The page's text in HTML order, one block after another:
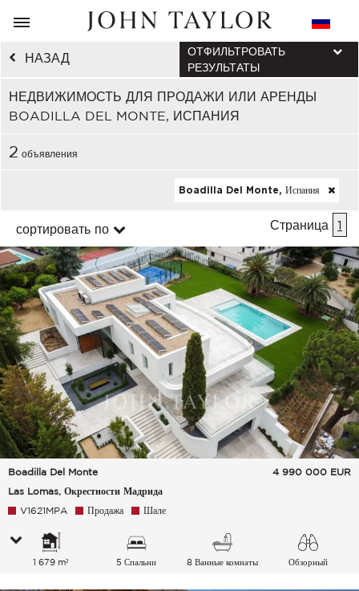
НАЗАД
НЕДВИЖИМОСТЬ ДЛЯ ПРОДАЖИ ИЛИ АРЕНДЫ
BOADILLA DEL MONTE, ИСПАНИЯ
ОТФИЛЬТРОВАТЬ
РЕЗУЛЬТАТЫ
2 объявления
Boadilla Del Monte, Испания
сортировать по Страница 1
Boadilla Del Monte
Las Lomas, Окрестности Мадрида
4 990 000 EUR
V1621MPA Продажа Шале
1 679 m² 5 Спальни 8 Ванные комнаты Обзорный